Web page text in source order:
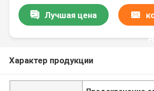
Лучшая цена
Характер продукции